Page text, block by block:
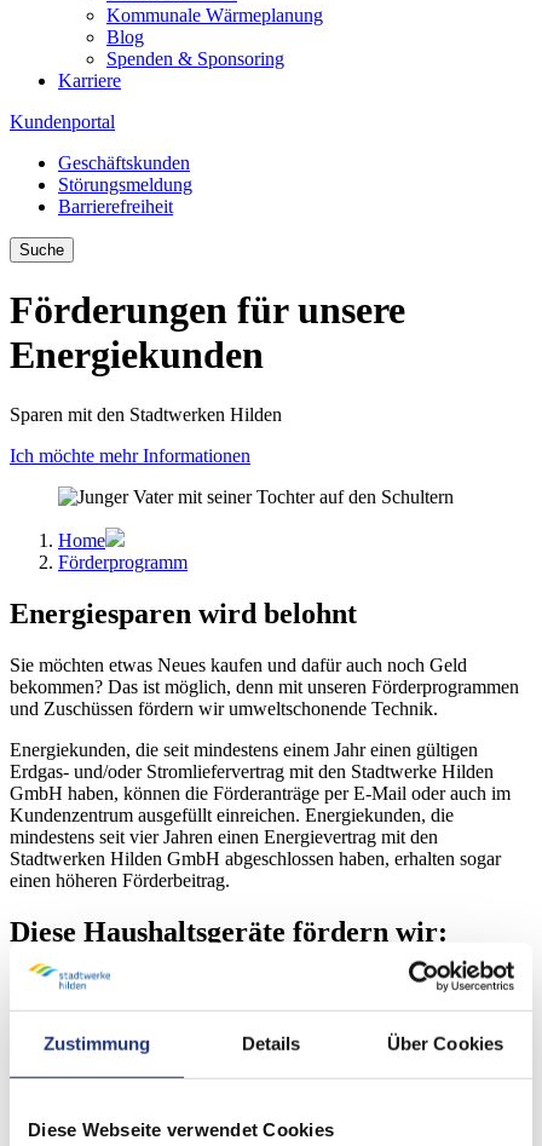
Zustimmung Details Über Cookies
Diese Webseite verwendet Cookies
Kommunale Wärmeplanung
Blog
Spenden & Sponsoring
Karriere
Kundenportal
Geschäftskunden
Störungsmeldung
Barrierefreiheit
Suche
Förderungen für unsere
Energiekunden
Sparen mit den Stadtwerken Hilden
Ich möchte mehr Informationen
Home
Förderprogramm
Energiesparen wird belohnt
Sie möchten etwas Neues kaufen und dafür auch noch Geld
bekommen? Das ist möglich, denn mit unseren Förderprogrammen
und Zuschüssen fördern wir umweltschonende Technik.
Energiekunden, die seit mindestens einem Jahr einen gültigen
Erdgas- und/oder Stromliefervertrag mit den Stadtwerke Hilden
GmbH haben, können die Förderanträge per E-Mail oder auch im
Kundenzentrum ausgefüllt einreichen. Energiekunden, die
mindestens seit vier Jahren einen Energievertrag mit den
Stadtwerken Hilden GmbH abgeschlossen haben, erhalten sogar
einen höheren Förderbeitrag.
Diese Haushaltsgeräte fördern wir:
Tabelle überspringen
Förderungsbetrag für Energiekunden über eine
Vertragsdauer von:
Jahr
/
Jahre
/
Kühl-/Gefriergerät oder -Kombination